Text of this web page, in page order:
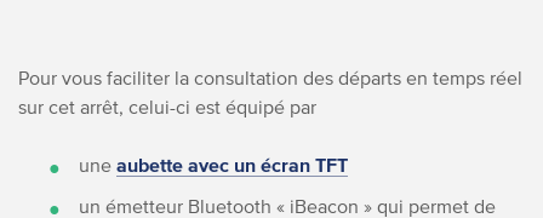
Pour vous faciliter la consultation des départs en temps réel
sur cet arrêt, celui-ci est équipé par
une aubette avec un écran TFT
un émetteur Bluetooth « iBeacon » qui permet de